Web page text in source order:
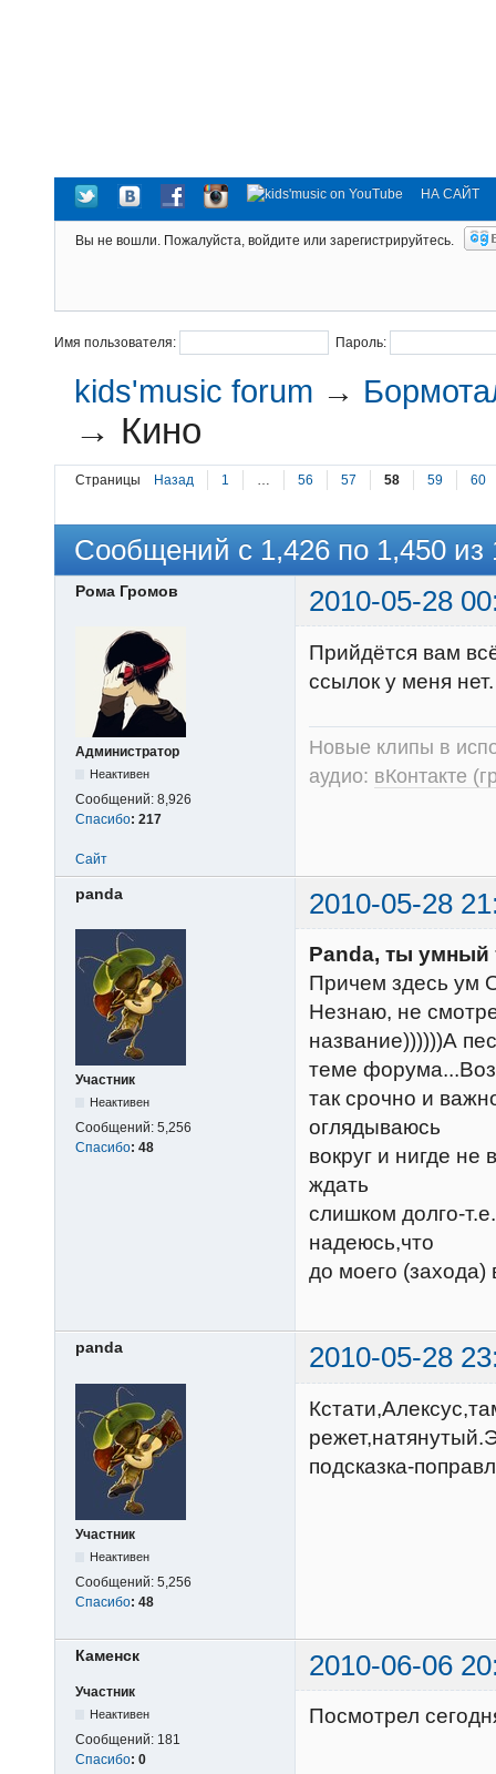
НА САЙТ
Вы не вошли. Пожалуйста, войдите или зарегистрируйтесь.
Имя пользователя: Пароль:
kids'music forum →
→ Кино
Страницы Назад 1 … 56 57 58 59 60
Сообщений с 1,426 по 1,450 из
Рома Громов 2010-05-28
Администратор
Неактивен
Сообщений: 8,926
Спасибо: 217
Прийдётся вам
ссылок у меня нет.
Новые клипы в
аудио: вКонтакте
Сайт
panda 2010-05-28
Участник
Неактивен
Сообщений: 5,256
Спасибо: 48
Panda, ты умный
Причем здесь ум
Незнаю, не
название))))))А
теме
так срочно и
оглядываюсь
вокруг и нигде
ждать
слишком долго-
надеюсь,что
до моего
panda 2010-05-28
Участник
Неактивен
Сообщений: 5,256
Спасибо: 48
подсказка-
Каменск 2010-06-06
Участник
Неактивен
Сообщений: 181
Спасибо: 0
Посмотрел